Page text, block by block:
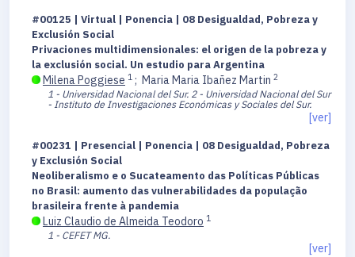
#00125 | Virtual | Ponencia | 08 Desigualdad, Pobreza y
Exclusión Social
Privaciones multidimensionales: el origen de la pobreza y
la exclusión social. Un estudio para Argentina
Milena Poggiese 1 ; Maria Maria Ibañez Martin 2
1 - Universidad Nacional del Sur. 2 - Universidad Nacional del Sur
- Instituto de Investigaciones Económicas y Sociales del Sur.
[ver]
#00231 | Presencial | Ponencia | 08 Desigualdad, Pobreza
y Exclusión Social
Neoliberalismo e o Sucateamento das Políticas Públicas
no Brasil: aumento das vulnerabilidades da população
brasileira frente à pandemia
Luiz Claudio de Almeida Teodoro 1
1 - CEFET MG.
[ver]